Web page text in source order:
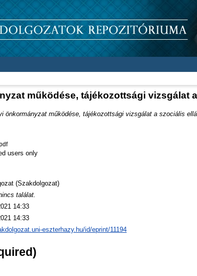
működése, tájékozottsági vizsgálat
önkormányzat működése, tájékozottsági vizsgálat a szociális
users only
(Szakdolgozat)
találat.
14:33
14:33
eszterhazy.hu/id/eprint/11194